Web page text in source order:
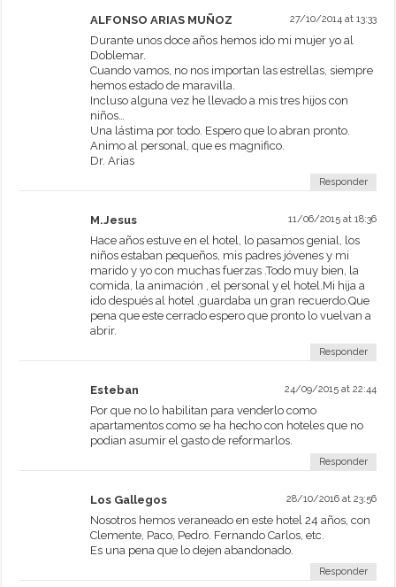
ALFONSO ARIAS MUÑOZ 27/10/2014 at 13:33
Durante unos doce años hemos ido mi mujer yo al
Doblemar.
Cuando vamos, no nos importan las estrellas, siempre
hemos estado de maravilla.
Incluso alguna vez he llevado a mis tres hijos con
niños…
Una lástima por todo. Espero que lo abran pronto.
Animo al personal, que es magnifico.
Dr. Arias
Responder
M.Jesus 11/06/2015 at 18:36
Hace años estuve en el hotel, lo pasamos genial, los
niños estaban pequeños, mis padres jóvenes y mi
marido y yo con muchas fuerzas .Todo muy bien, la
comida, la animación , el personal y el hotel.Mi hija a
ido después al hotel ,guardaba un gran recuerdo.Que
pena que este cerrado espero que pronto lo vuelvan a
abrir.
Responder
Esteban 24/09/2015 at 22:44
Por que no lo habilitan para venderlo como
apartamentos como se ha hecho con hoteles que no
podian asumir el gasto de reformarlos.
Responder
Los Gallegos 28/10/2016 at 23:56
Nosotros hemos veraneado en este hotel 24 años, con
Clemente, Paco, Pedro. Fernando Carlos, etc.
Es una pena que lo dejen abandonado.
Responder